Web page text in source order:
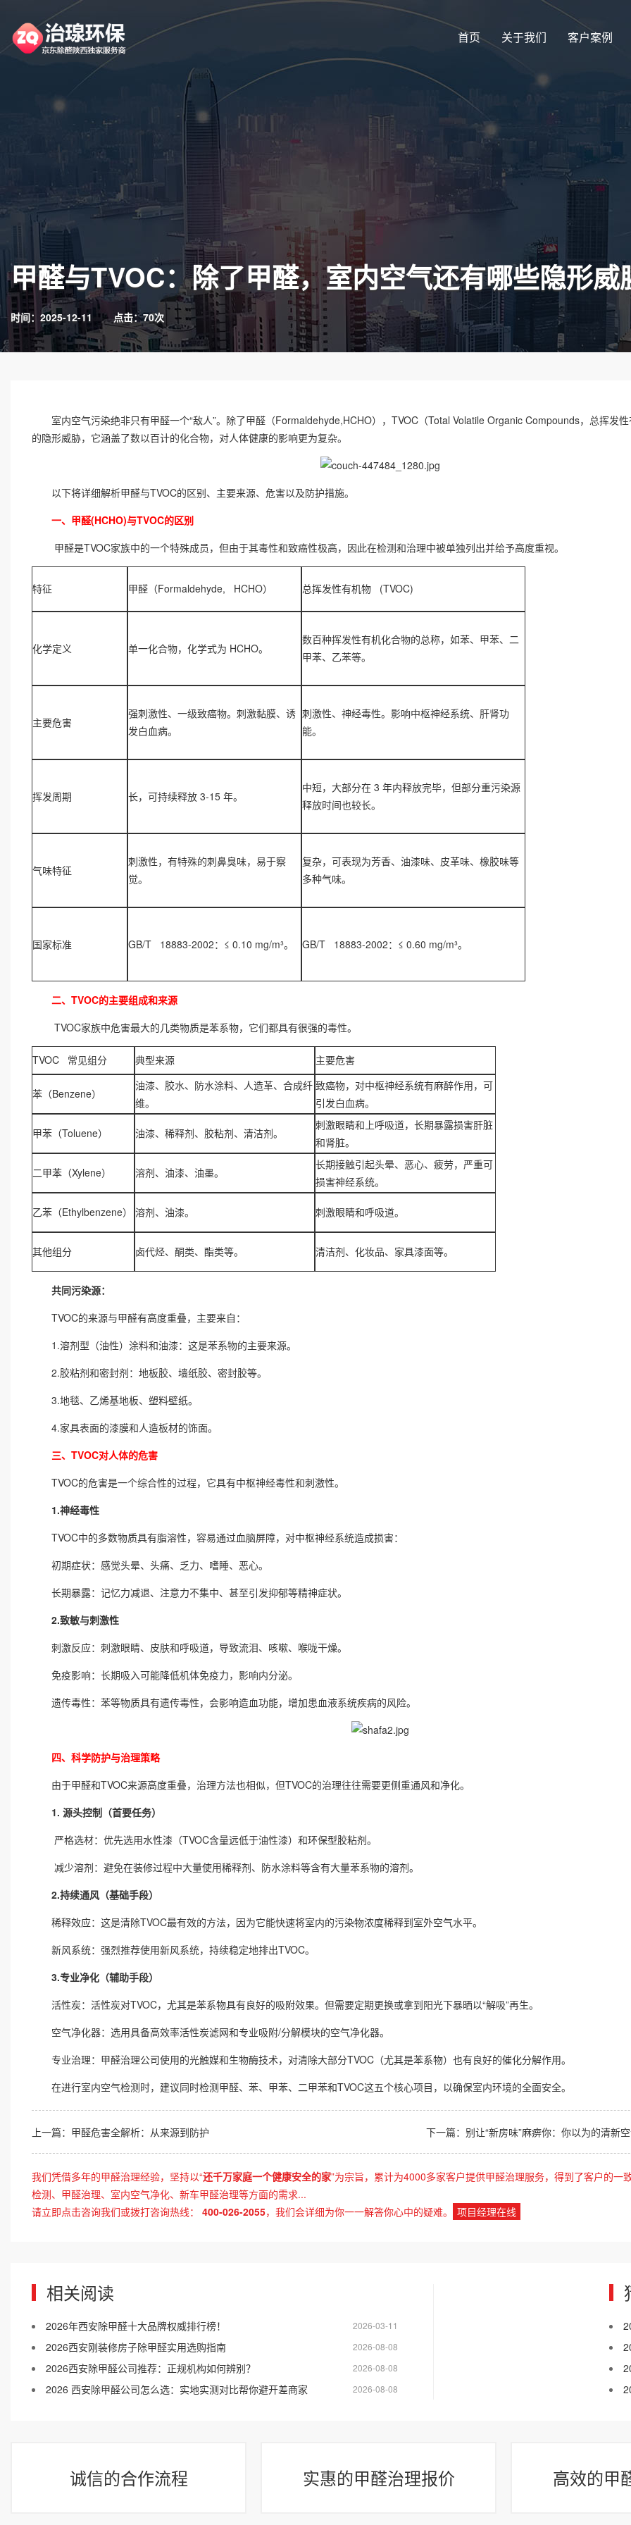
首页 关于我们 客户案例
甲醛与TVOC：除了甲醛，室内空气还有哪些隐形威
时间：2025-12-11 点击：70次
室内空气污染绝非只有甲醛一个“敌人”。除了甲醛（Formaldehyde,HCHO），TVOC（Total Volatile Organic Compounds，总挥发
的隐形威胁，它涵盖了数以百计的化合物，对人体健康的影响更为复杂。
以下将详细解析甲醛与TVOC的区别、主要来源、危害以及防护措施。
一、甲醛(HCHO)与TVOC的区别
甲醛是TVOC家族中的一个特殊成员，但由于其毒性和致癌性极高，因此在检测和治理中被单独列出并给予高度重视。
特征 甲醛（Formaldehyde, HCHO） 总挥发性有机物 (TVOC)
化学定义 单一化合物，化学式为 HCHO。
数百种挥发性有机化合物的总称，如苯、甲苯、二
甲苯、乙苯等。
主要危害
强刺激性、一级致癌物。刺激黏膜、诱
发白血病。
刺激性、神经毒性。影响中枢神经系统、肝肾功
能。
挥发周期 长，可持续释放 3-15 年。
中短，大部分在 3 年内释放完毕，但部分重污染源
释放时间也较长。
气味特征
刺激性，有特殊的刺鼻臭味，易于察
觉。
复杂，可表现为芳香、油漆味、皮革味、橡胶味等
多种气味。
国家标准 GB/T 18883-2002： ≤ 0.10 mg/m³。 GB/T 18883-2002： ≤ 0.60 mg/m³。
二、TVOC的主要组成和来源
TVOC家族中危害最大的几类物质是苯系物，它们都具有很强的毒性。
TVOC 常见组分 典型来源 主要危害
苯（Benzene）
油漆、胶水、防水涂料、人造革、合成纤
维。
致癌物，对中枢神经系统有麻醉作用，可
引发白血病。
甲苯（Toluene） 油漆、稀释剂、胶粘剂、清洁剂。
刺激眼睛和上呼吸道，长期暴露损害肝脏
和肾脏。
二甲苯（Xylene） 溶剂、油漆、油墨。
长期接触引起头晕、恶心、疲劳，严重可
损害神经系统。
乙苯（Ethylbenzene） 溶剂、油漆。 刺激眼睛和呼吸道。
其他组分 卤代烃、酮类、酯类等。 清洁剂、化妆品、家具漆面等。
共同污染源：
TVOC的来源与甲醛有高度重叠，主要来自：
1.溶剂型（油性）涂料和油漆：这是苯系物的主要来源。
2.胶粘剂和密封剂：地板胶、墙纸胶、密封胶等。
3.地毯、乙烯基地板、塑料壁纸。
4.家具表面的漆膜和人造板材的饰面。
三、TVOC对人体的危害
TVOC的危害是一个综合性的过程，它具有中枢神经毒性和刺激性。
1.神经毒性
TVOC中的多数物质具有脂溶性，容易通过血脑屏障，对中枢神经系统造成损害：
初期症状：感觉头晕、头痛、乏力、嗜睡、恶心。
长期暴露：记忆力减退、注意力不集中、甚至引发抑郁等精神症状。
2.致敏与刺激性
刺激反应：刺激眼睛、皮肤和呼吸道，导致流泪、咳嗽、喉咙干燥。
免疫影响：长期吸入可能降低机体免疫力，影响内分泌。
遗传毒性：苯等物质具有遗传毒性，会影响造血功能，增加患血液系统疾病的风险。
四、科学防护与治理策略
由于甲醛和TVOC来源高度重叠，治理方法也相似，但TVOC的治理往往需要更侧重通风和净化。
1. 源头控制（首要任务）
严格选材：优先选用水性漆（TVOC含量远低于油性漆）和环保型胶粘剂。
减少溶剂：避免在装修过程中大量使用稀释剂、防水涂料等含有大量苯系物的溶剂。
2.持续通风（基础手段）
稀释效应：这是清除TVOC最有效的方法，因为它能快速将室内的污染物浓度稀释到室外空气水平。
新风系统：强烈推荐使用新风系统，持续稳定地排出TVOC。
3.专业净化（辅助手段）
活性炭：活性炭对TVOC，尤其是苯系物具有良好的吸附效果。但需要定期更换或拿到阳光下暴晒以“解吸”再生。
空气净化器：选用具备高效率活性炭滤网和专业吸附/分解模块的空气净化器。
专业治理： 甲醛治理公司使用的光触媒和生物酶技术，对清除大部分TVOC（尤其是苯系物）也有良好的催化分解作用。
在进行室内空气检测时，建议同时检测甲醛、苯、甲苯、二甲苯和TVOC这五个核心项目，以确保室内环境的全面安全。
上一篇： 甲醛危害全解析：从来源到防护 下一篇： 别让“新房味”麻痹你：你以为的清新
我们凭借多年的甲醛治理经验，坚持以“还千万家庭一个健康安全的家”为宗旨，累计为4000多家客户提供甲醛治理服务，得到了客户的一
检测、甲醛治理、室内空气净化、新车甲醛治理等方面的需求...
请立即点击咨询我们或拨打咨询热线：
400-026-2055，我们会详细为你一一解答你心中的疑难。 项目经理在线
相关阅读
2026-03-11
2026年西安除甲醛十大品牌权威排行榜！
2026-08-08
2026西安刚装修房子除甲醛实用选购指南
2026-08-08
2026西安除甲醛公司推荐：正规机构如何辨别？
2026-08-08
2026 西安除甲醛公司怎么选：实地实测对比帮你避开差商家
诚信的合作流程 实惠的甲醛治理报价 高效的甲